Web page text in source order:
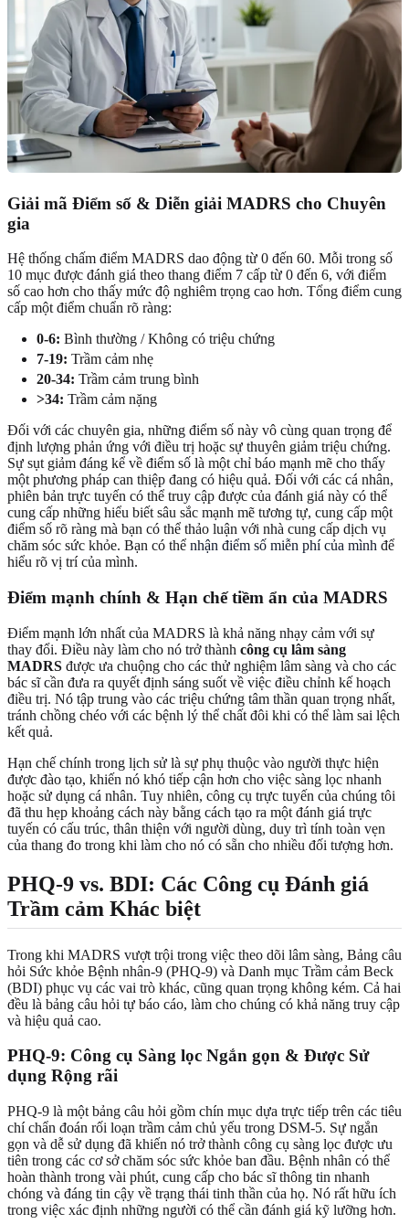
Giải mã Điểm số & Diễn giải MADRS cho Chuyên
gia
Hệ thống chấm điểm MADRS dao động từ 0 đến 60. Mỗi trong số
10 mục được đánh giá theo thang điểm 7 cấp từ 0 đến 6, với điểm
số cao hơn cho thấy mức độ nghiêm trọng cao hơn. Tổng điểm cung
cấp một điểm chuẩn rõ ràng:
0-6: Bình thường / Không có triệu chứng
7-19: Trầm cảm nhẹ
20-34: Trầm cảm trung bình
>34: Trầm cảm nặng
Đối với các chuyên gia, những điểm số này vô cùng quan trọng để
định lượng phản ứng với điều trị hoặc sự thuyên giảm triệu chứng.
Sự sụt giảm đáng kể về điểm số là một chỉ báo mạnh mẽ cho thấy
một phương pháp can thiệp đang có hiệu quả. Đối với các cá nhân,
phiên bản trực tuyến có thể truy cập được của đánh giá này có thể
cung cấp những hiểu biết sâu sắc mạnh mẽ tương tự, cung cấp một
điểm số rõ ràng mà bạn có thể thảo luận với nhà cung cấp dịch vụ
chăm sóc sức khỏe. Bạn có thể nhận điểm số miễn phí của mình để
hiểu rõ vị trí của mình.
Điểm mạnh chính & Hạn chế tiềm ẩn của MADRS
Điểm mạnh lớn nhất của MADRS là khả năng nhạy cảm với sự
thay đổi. Điều này làm cho nó trở thành công cụ lâm sàng
MADRS được ưa chuộng cho các thử nghiệm lâm sàng và cho các
bác sĩ cần đưa ra quyết định sáng suốt về việc điều chỉnh kế hoạch
điều trị. Nó tập trung vào các triệu chứng tâm thần quan trọng nhất,
tránh chồng chéo với các bệnh lý thể chất đôi khi có thể làm sai lệch
kết quả.
Hạn chế chính trong lịch sử là sự phụ thuộc vào người thực hiện
được đào tạo, khiến nó khó tiếp cận hơn cho việc sàng lọc nhanh
hoặc sử dụng cá nhân. Tuy nhiên, công cụ trực tuyến của chúng tôi
đã thu hẹp khoảng cách này bằng cách tạo ra một đánh giá trực
tuyến có cấu trúc, thân thiện với người dùng, duy trì tính toàn vẹn
của thang đo trong khi làm cho nó có sẵn cho nhiều đối tượng hơn.
PHQ-9 vs. BDI: Các Công cụ Đánh giá
Trầm cảm Khác biệt
Trong khi MADRS vượt trội trong việc theo dõi lâm sàng, Bảng câu
hỏi Sức khỏe Bệnh nhân-9 (PHQ-9) và Danh mục Trầm cảm Beck
(BDI) phục vụ các vai trò khác, cũng quan trọng không kém. Cả hai
đều là bảng câu hỏi tự báo cáo, làm cho chúng có khả năng truy cập
và hiệu quả cao.
PHQ-9: Công cụ Sàng lọc Ngắn gọn & Được Sử
dụng Rộng rãi
PHQ-9 là một bảng câu hỏi gồm chín mục dựa trực tiếp trên các tiêu
chí chẩn đoán rối loạn trầm cảm chủ yếu trong DSM-5. Sự ngắn
gọn và dễ sử dụng đã khiến nó trở thành công cụ sàng lọc được ưu
tiên trong các cơ sở chăm sóc sức khỏe ban đầu. Bệnh nhân có thể
hoàn thành trong vài phút, cung cấp cho bác sĩ thông tin nhanh
chóng và đáng tin cậy về trạng thái tinh thần của họ. Nó rất hữu ích
trong việc xác định những người có thể cần đánh giá kỹ lưỡng hơn.